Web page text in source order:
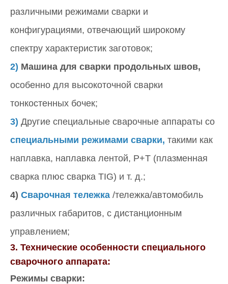
различными режимами сварки и
конфигурациями, отвечающий широкому
спектру характеристик заготовок;
2) Машина для сварки продольных швов,
особенно для высокоточной сварки
тонкостенных бочек;
3) Другие специальные сварочные аппараты со
специальными режимами сварки, такими как
наплавка, наплавка лентой, P+T (плазменная
сварка плюс сварка TIG) и т. д.;
4) Сварочная тележка /тележка/автомобиль
различных габаритов, с дистанционным
управлением;
3. Технические особенности специального
сварочного аппарата:
Режимы сварки: